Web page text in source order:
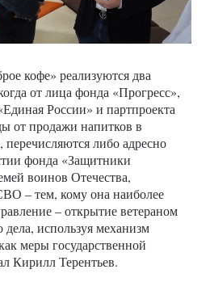
кофе» реализуются два
от лица фонда «Прогресс»,
России» и партпроекта
от продажи напитков в
либо адресно
фонда «Защитники
воинов Отечества,
– тем, кому она наиболее
– открытие ветераном
дела, используя механизм
меры государственной
Кирилл Терентьев.